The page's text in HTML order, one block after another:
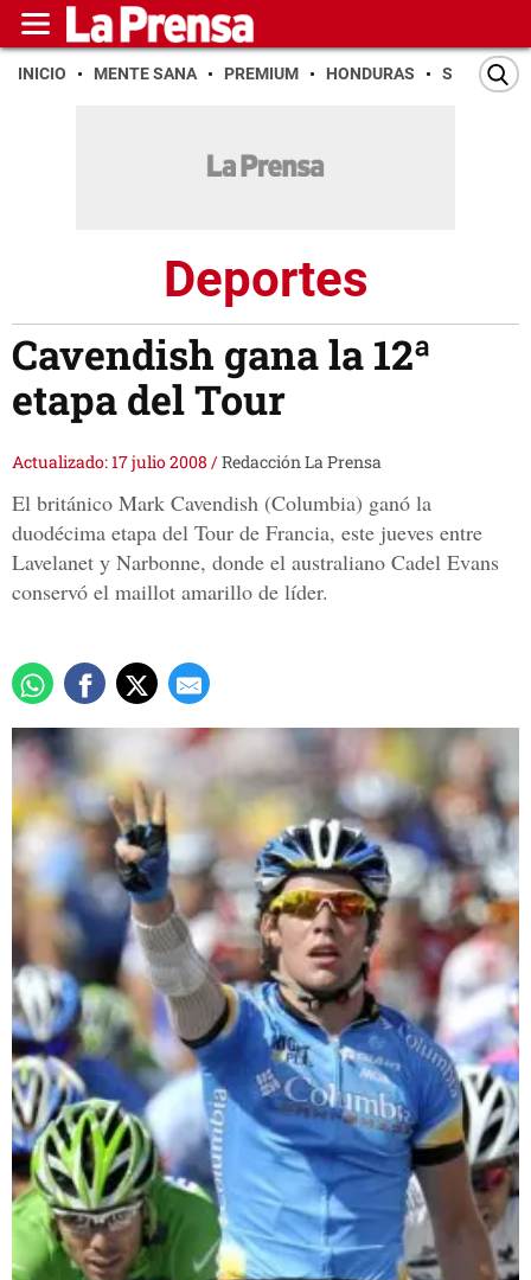
INICIO MENTE SANA PREMIUM HONDURAS SAN PEDRO
Deportes
Cavendish gana la 12ª
etapa del Tour
Actualizado: 17 julio 2008 /Redacción La Prensa
El británico Mark Cavendish (Columbia) ganó la
duodécima etapa del Tour de Francia, este jueves entre
Lavelanet y Narbonne, donde el australiano Cadel Evans
conservó el maillot amarillo de líder.